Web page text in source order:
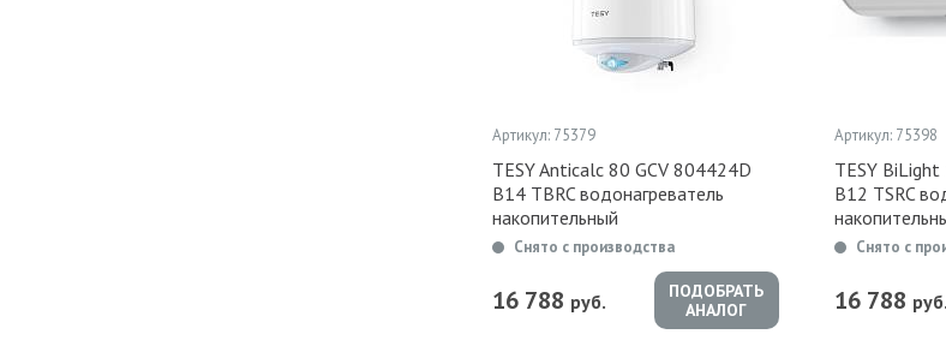
Артикул: 75379
TESY Anticalc 80 GCV 804424D
B14 TBRC водонагреватель
накопительный
Снято с производства
16 788 руб.
ПОДОБРАТЬ
АНАЛОГ
Артикул: 75398
TESY
B12 TSRC
Снято с
16 788 руб.